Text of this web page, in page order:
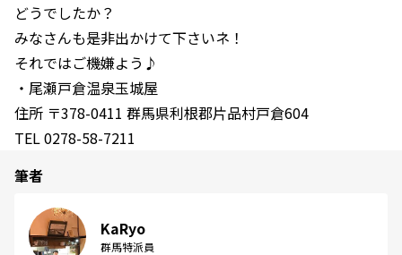
どうでしたか？
みなさんも是非出かけて下さいネ！
それではご機嫌よう♪
・尾瀬戸倉温泉玉城屋
住所 〒378-0411 群馬県利根郡片品村戸倉604
TEL 0278-58-7211
筆者
KaRyo
群馬特派員